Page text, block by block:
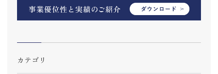
カテゴリ